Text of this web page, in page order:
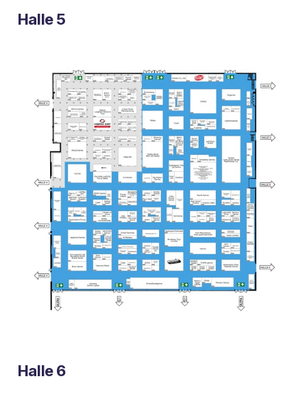
Halle 5
Halle 6